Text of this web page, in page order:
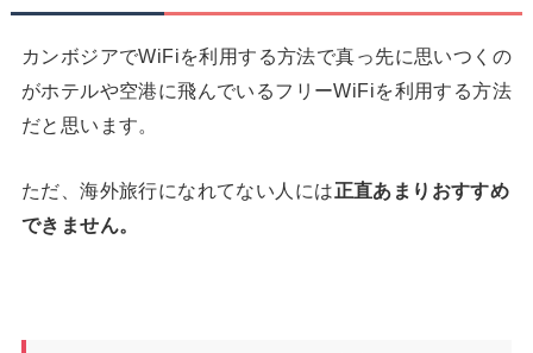
カンボジアでWiFiを利用する方法で真っ先に思いつくの
がホテルや空港に飛んでいるフリーWiFiを利用する方法
だと思います。
ただ、海外旅行になれてない人には正直あまりおすすめ
できません。